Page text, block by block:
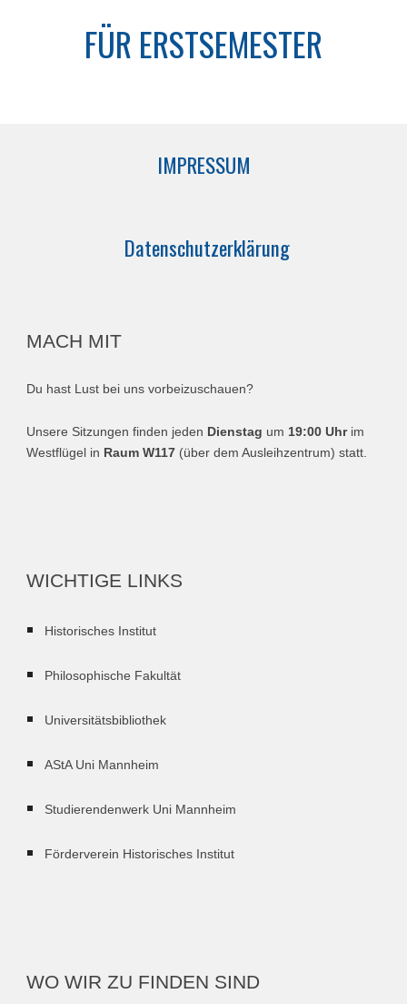
FÜR ERSTSEMESTER
IMPRESSUM
Datenschutzerklärung
MACH MIT
Du hast Lust bei uns vorbeizuschauen?
Unsere Sitzungen finden jeden Dienstag um 19:00 Uhrim
Westflügel in Raum W117 (über dem Ausleihzentrum) statt.
WICHTIGE LINKS
Historisches Institut
Philosophische Fakultät
Universitätsbibliothek
AStA Uni Mannheim
Studierendenwerk Uni Mannheim
Förderverein Historisches Institut
WO WIR ZU FINDEN SIND